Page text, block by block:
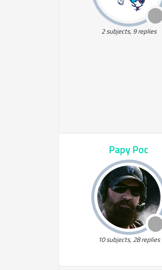
2 subjects, 9 replies
Papy Poc
10 subjects, 28 replies